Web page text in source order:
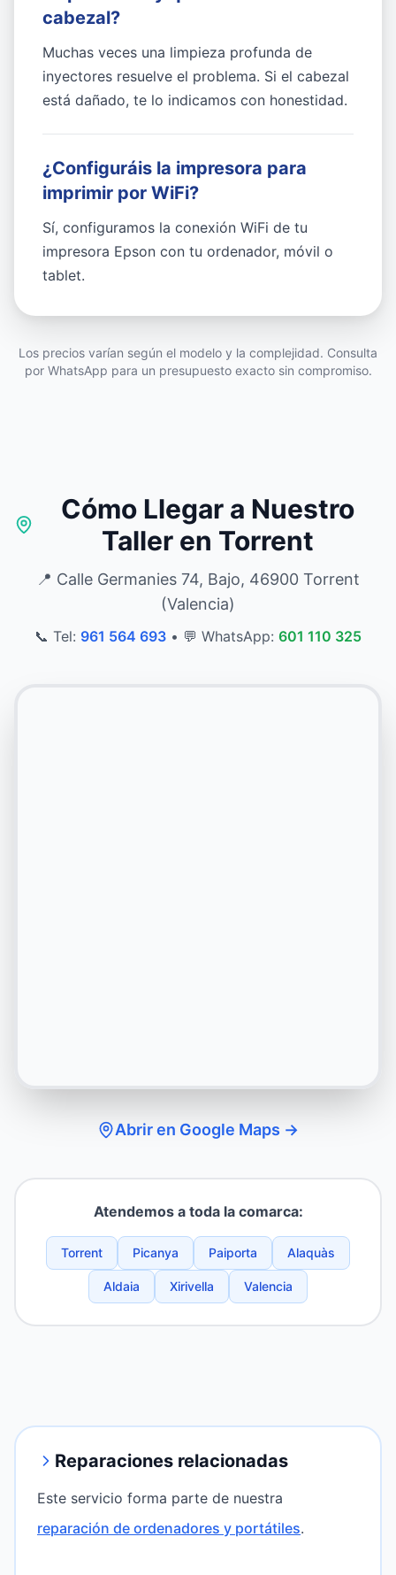
cabezal?
Muchas veces una limpieza profunda de
inyectores resuelve el problema. Si el cabezal
está dañado, te lo indicamos con honestidad.
¿Configuráis la impresora para
imprimir por WiFi?
Sí, configuramos la conexión WiFi de tu
impresora Epson con tu ordenador, móvil o
tablet.
Los precios varían según el modelo y la complejidad. Consulta
por WhatsApp para un presupuesto exacto sin compromiso.
Cómo Llegar a Nuestro
Taller en Torrent
📍 Calle Germanies 74, Bajo, 46900 Torrent
(Valencia)
📞 Tel: 961 564 693 • 💬 WhatsApp: 601 110 325
Abrir en Google Maps →
Atendemos a toda la comarca:
Torrent Picanya Paiporta Alaquàs
Aldaia Xirivella Valencia
Reparaciones relacionadas
Este servicio forma parte de nuestra
reparación de ordenadores y portátiles.